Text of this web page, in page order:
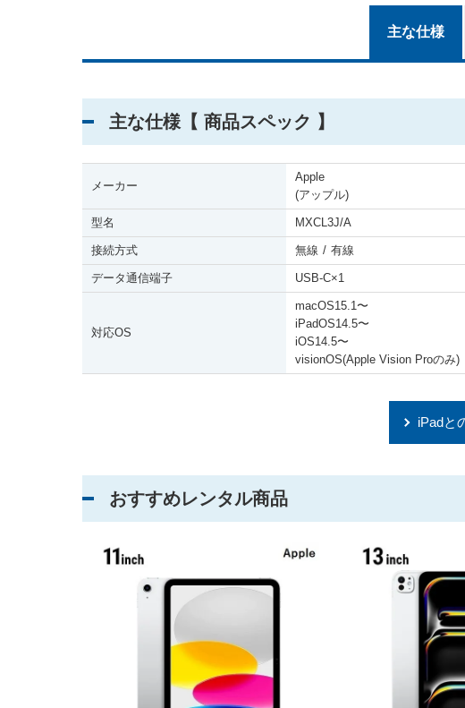
主な仕様
主な仕様【 商品スペック 】
メーカー
Apple
(アップル)
型名 MXCL3J/A
接続方式 無線 / 有線
データ通信端子 USB-C×1
対応OS
macOS15.1〜
iPadOS14.5〜
iOS14.5〜
visionOS(Apple Vision Proのみ)
iPadと
おすすめレンタル商品